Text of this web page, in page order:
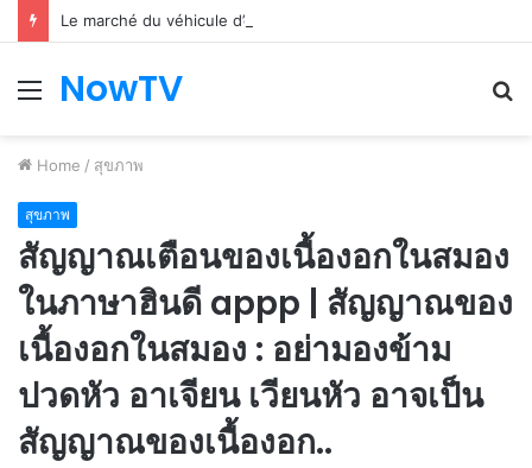
Le marché du véhicule d’occasion en plein essor
Menu
NowTV
Home / สุขภาพ
สุขภาพ
สัญญาณเตือนของเนื้องอกในสมอง
ในภาษาฮินดี appp | สัญญาณของ
เนื้องอกในสมอง : อย่ามองข้าม
ปวดหัว อาเจียน เวียนหัว อาจเป็น
สัญญาณของเนื้องอก..